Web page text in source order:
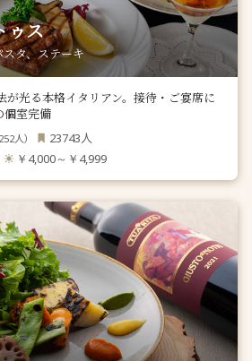
ゥス
タ、ステーキ
が光る本格イタリアン。接待・ご宴席に
個室完備
252人） 23743人
￥4,000～￥4,999